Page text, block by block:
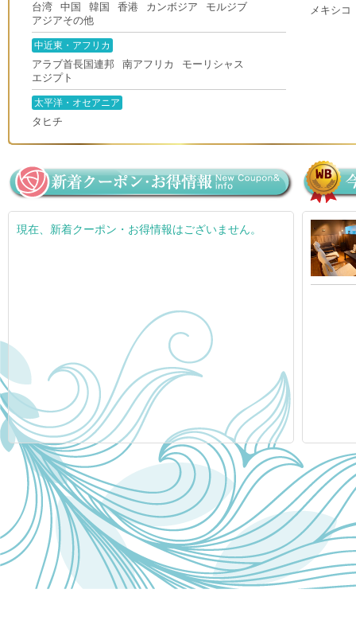
台湾
中国 韓国 香港 カンボジア
モルジブ
アジアその他
中近東・アフリカ
アラブ首長国連邦 南アフリカ
モーリシャス
エジプト
太平洋・オセアニア
タヒチ
メキシコ
現在、新着クーポン・お得情報はございません。